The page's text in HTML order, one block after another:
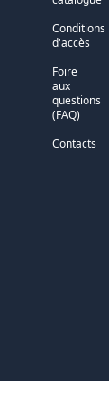
Conditions
d'accès
Foire
aux
questions
(FAQ)
Contacts